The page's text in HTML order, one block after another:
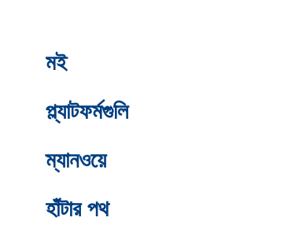
মই
প্ল্যাটফর্মগুলি
ম্যানওয়ে
হাঁটার পথ